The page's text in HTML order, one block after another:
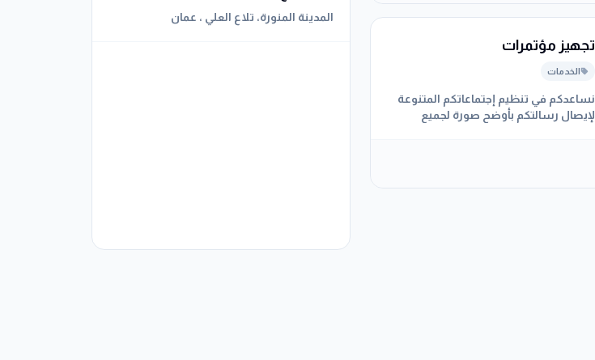
تجهيز مؤتمرات
الخدمات
نساعدكم في تنظيم إجتماعاتكم المتنوعة
لإيصال رسالتكم بأوضح صورة لجميع
المدينة المنورة، تلاع العلي ، عمان